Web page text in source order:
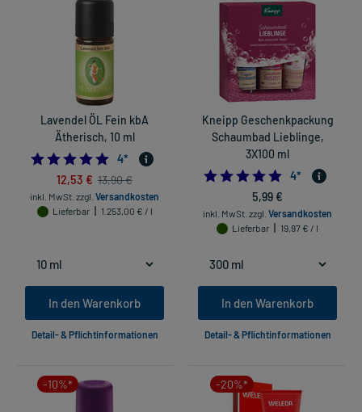
Lavendel ÖL Fein kbA
Ätherisch, 10 ml
5.0
4*
12,53 € 13,90 €
inkl. MwSt. zzgl. Versandkosten
Lieferbar
1.253,00 € / l
In den Warenkorb
Detail- & Pflichtinformationen
Kneipp Geschenkpackung
Schaumbad Lieblinge,
3X100 ml
5.0
4*
5,99 €
inkl. MwSt. zzgl. Versandkosten
Lieferbar
19,97 € / l
In den Warenkorb
Detail- & Pflichtinformationen
-10%* -20%*